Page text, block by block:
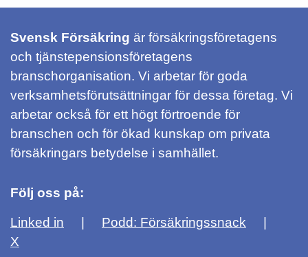
Svensk Försäkring är försäkringsföretagens
och tjänstepensionsföretagens
branschorganisation. Vi arbetar för goda
verksamhetsförutsättningar för dessa företag. Vi
arbetar också för ett högt förtroende för
branschen och för ökad kunskap om privata
försäkringars betydelse i samhället.
Följ oss på:
Linked in
Podd: Försäkringssnack
X